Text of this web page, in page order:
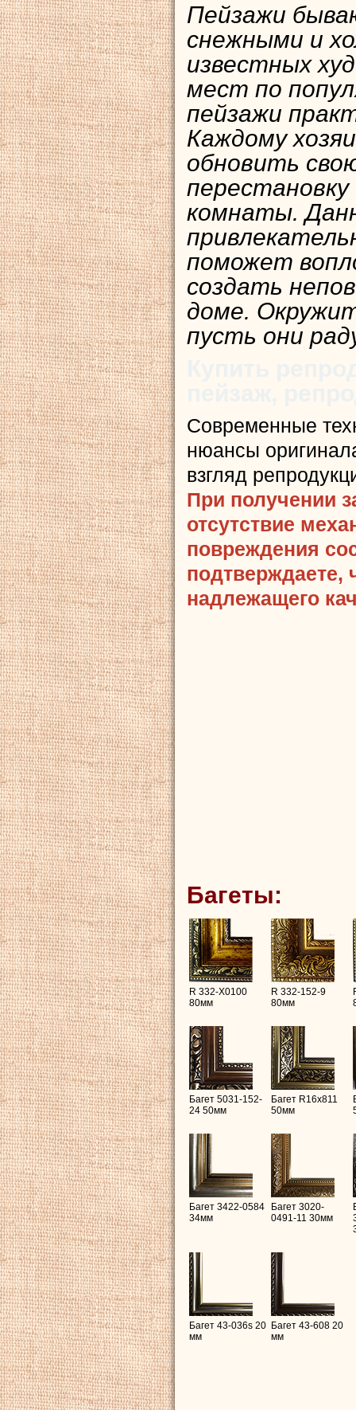
Пейзажи
снежными и
известных
мест по
пейзажи
Каждому
обновить
комнаты.
поможет
создать
доме.
пусть они
Современные
нюансы
взгляд
При получении
отсутствие
повреждения
подтверждаете,
надлежащего
Багеты:
R 332-X0100
80мм
R 332-152-9
80мм
Багет 5031-152-
24 50мм
Багет R16х811
50мм
Багет 3422-0584
34мм
Багет 3020-
0491-11 30мм
Багет 43-036s 20
мм
Багет 43-608 20
мм